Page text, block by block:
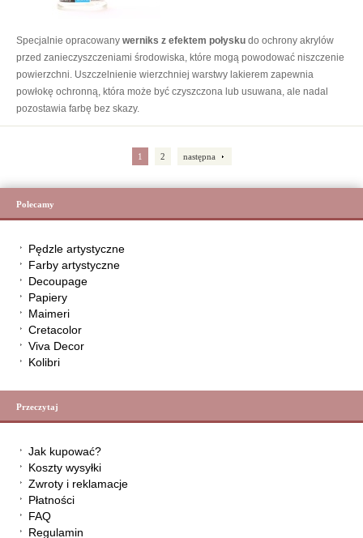
Specjalnie opracowany werniks z efektem połysku do ochrony akrylów
przed zanieczyszczeniami środowiska, które mogą powodować niszczenie
powierzchni. Uszczelnienie wierzchniej warstwy lakierem zapewnia
powłokę ochronną, która może być czyszczona lub usuwana, ale nadal
pozostawia farbę bez skazy.
1 2 następna
Polecamy
Pędzle artystyczne
Farby artystyczne
Decoupage
Papiery
Maimeri
Cretacolor
Viva Decor
Kolibri
Przeczytaj
Jak kupować?
Koszty wysyłki
Zwroty i reklamacje
Płatności
FAQ
Regulamin